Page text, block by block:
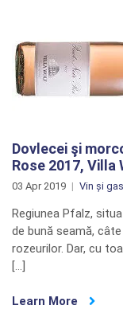
Dovlecei şi
Rose 2017, Villa
03 Apr 2019 Vin și
Regiunea Pfalz,
de bună seamă,
rozeurilor. Dar, cu
[…]
Learn More